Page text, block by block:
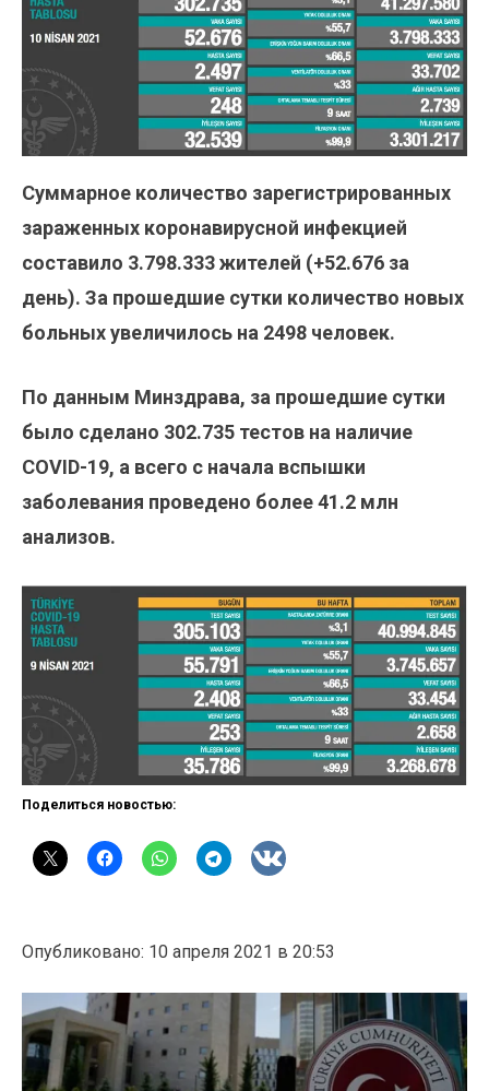
Суммарное количество зарегистрированных
зараженных коронавирусной инфекцией
составило 3.798.333жителей (+52.676 за
день). За прошедшие сутки количество новых
больных увеличилось на 2498 человек.
По данным Минздрава, за прошедшие сутки
было сделано 302.735 тестов на наличие
COVID-19, а всего с начала вспышки
заболевания проведено более 41.2 млн
анализов.
Поделиться новостью:
Опубликовано: 10 апреля 2021 в 20:53